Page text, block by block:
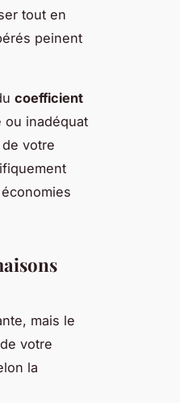
tout en
peinent
coefficient
ou inadéquat
votre
mais le
votre
la